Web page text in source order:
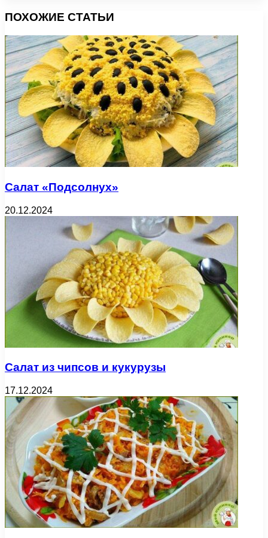
ПОХОЖИЕ СТАТЬИ
Салат «Подсолнух»
20.12.2024
Салат из чипсов и кукурузы
17.12.2024